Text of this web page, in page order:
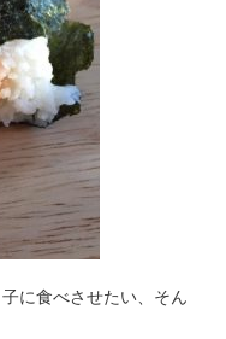
に食べさせたい、そん